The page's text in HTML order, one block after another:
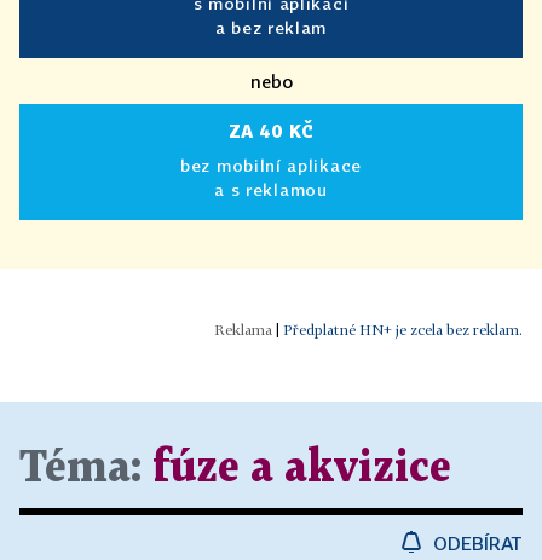
a bez reklam
nebo
ZA 40 KČ
bez mobilní aplikace
a s reklamou
Předplatné HN+ je zcela bez reklam.
Téma: fúze a akvizice
ODEBÍRAT